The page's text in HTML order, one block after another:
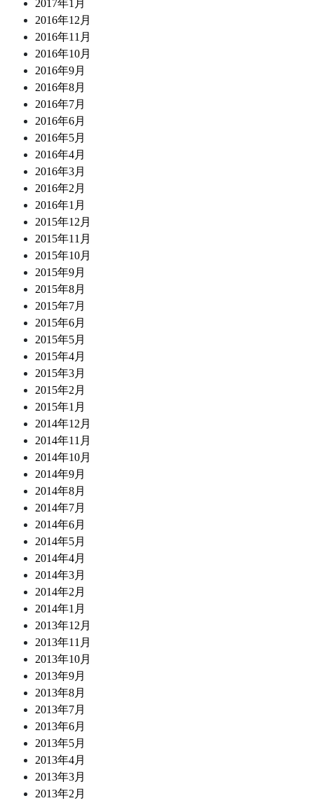
2017年1月
2016年12月
2016年11月
2016年10月
2016年9月
2016年8月
2016年7月
2016年6月
2016年5月
2016年4月
2016年3月
2016年2月
2016年1月
2015年12月
2015年11月
2015年10月
2015年9月
2015年8月
2015年7月
2015年6月
2015年5月
2015年4月
2015年3月
2015年2月
2015年1月
2014年12月
2014年11月
2014年10月
2014年9月
2014年8月
2014年7月
2014年6月
2014年5月
2014年4月
2014年3月
2014年2月
2014年1月
2013年12月
2013年11月
2013年10月
2013年9月
2013年8月
2013年7月
2013年6月
2013年5月
2013年4月
2013年3月
2013年2月